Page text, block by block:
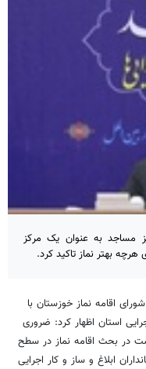
مساجد به عنوان یک مرکز
بهتر نماز تاکید کرد.
اقامه نماز خوزستان با
استان اظهار کرد: ضروری
در بحث اقامه نماز در سطح
ابلاغ و ساز و کار اجرایی